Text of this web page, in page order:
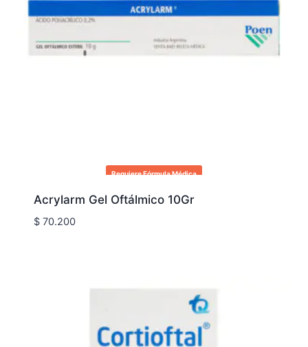
Requiere Fórmula Médica
Acrylarm Gel Oftálmico 10Gr
$70.200